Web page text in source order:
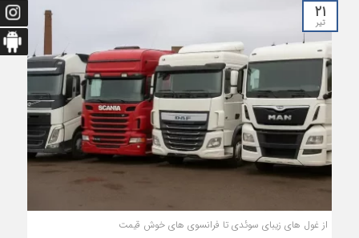
۲۱
تیر
از غول‌ های زیبای سوئدی تا فرانسوی‌ های خوش‌ قیمت